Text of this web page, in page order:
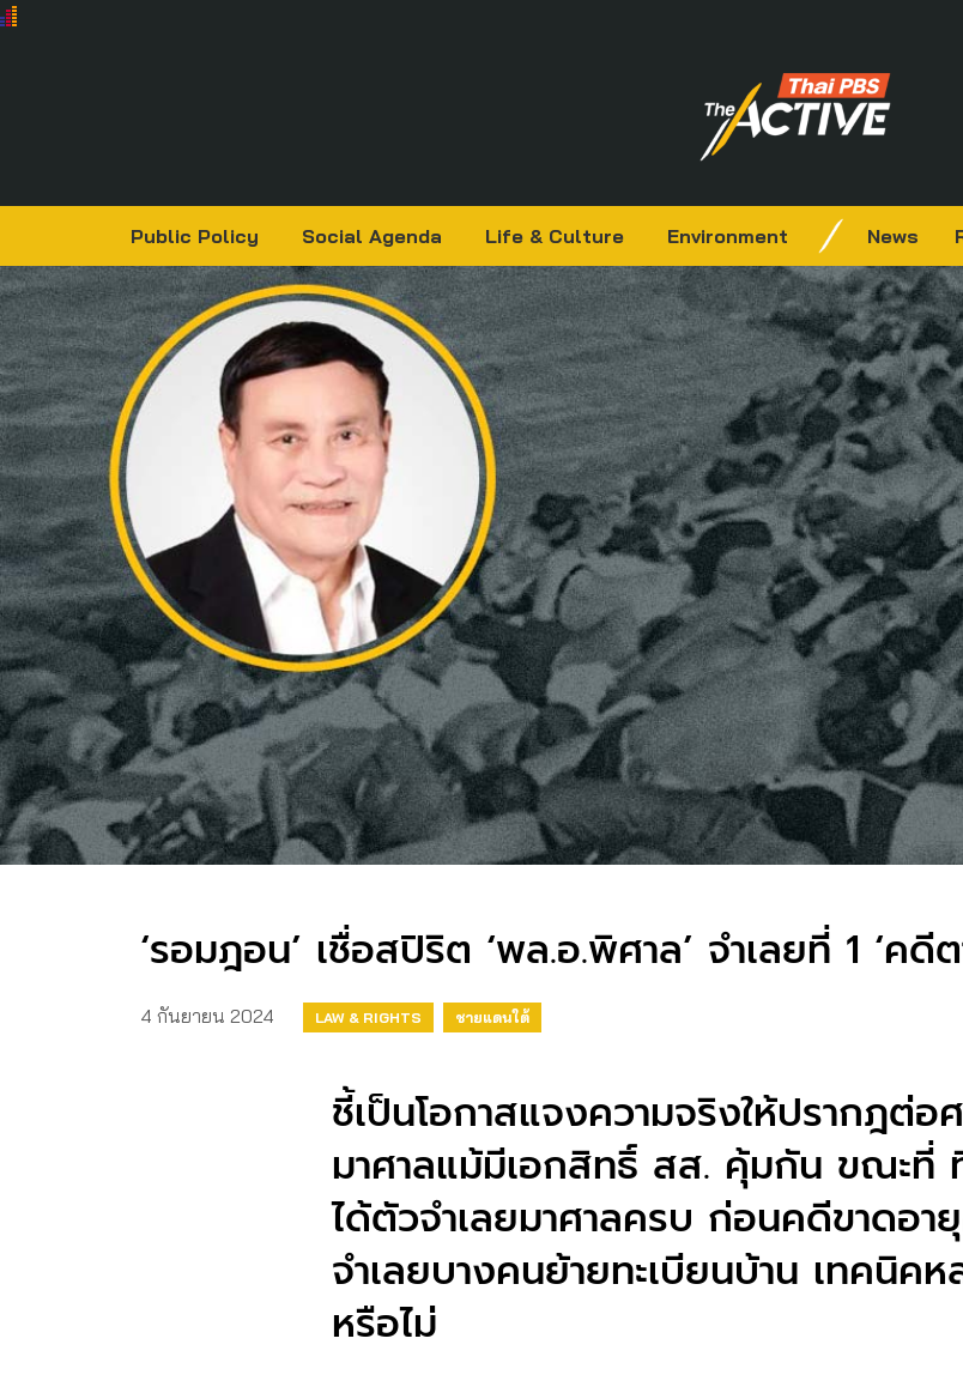
Public Policy Social Agenda Life & Culture Environment News
‘รอมฎอน’ เชื่อสปิริต ‘พล.อ.พิศาล’ จำเลยที่ 1 ‘ค
4 กันยายน 2024 LAW & RIGHTS
ชายแดนใต้
ชี้เป็นโอกาสแจงความจริงให้ปรากฎต่อ
มาศาลแม้มีเอกสิทธิ์ สส. คุ้มกัน ขณะที่
ได้ตัวจำเลยมาศาลครบ ก่อนคดีขาดอ
จำเลยบางคนย้ายทะเบียนบ้าน เทคนิคห
หรือไม่